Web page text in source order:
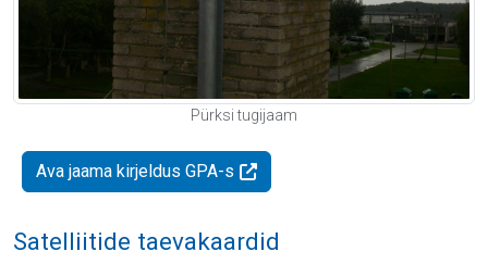
Pürksi tugijaam
Ava jaama kirjeldus GPA-s
Satelliitide taevakaardid